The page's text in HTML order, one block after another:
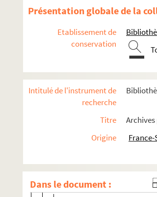
Présentation globale de la
Etablissement de
conservation
Intitulé de l'instrument de
recherche
Titre
Origine
Dans le document :
Déplacements en France :
Déplacements en France :
Déplacements en France :
Déplacements en France :
Déplacements en France :
Déplacements en France :
Déplacements en France :
Déplacements en France :
Déplacements en France :